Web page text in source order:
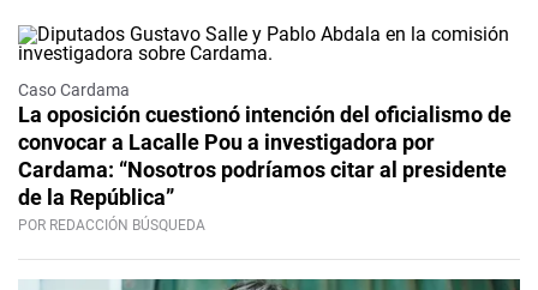
Caso Cardama
La oposición cuestionó intención del oficialismo de
convocar a Lacalle Pou a investigadora por
Cardama: “Nosotros podríamos citar al presidente
de la República”
POR REDACCIÓN BÚSQUEDA